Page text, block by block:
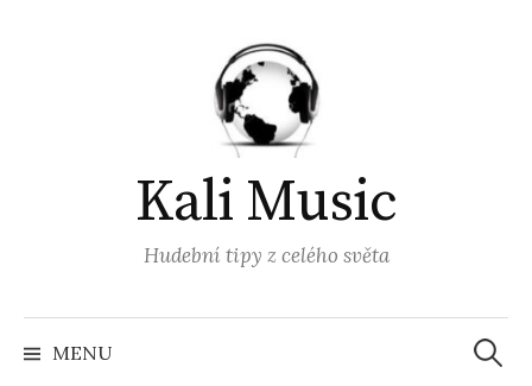
Kali Music
Hudební tipy z celého světa
MENU